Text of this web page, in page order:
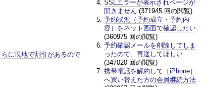
SSLエラーが表示されページが
開きません (371945 回の閲覧)
予約状況（予約成立・予約内
容）をネット画面で確認したい
(360975 回の閲覧)
予約確認メールを削除してしま
ったので、再送してほしい
(347020 回の閲覧)
携帯電話を解約して［iPhone］
へ買い替えた方の会員継続方法
に現地で割引があるので